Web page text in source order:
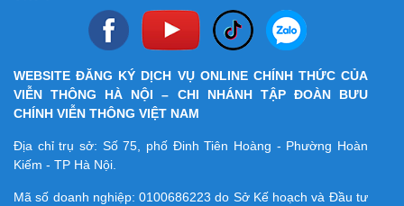
WEBSITE ĐĂNG KÝ DỊCH VỤ ONLINE CHÍNH THỨC CỦA
VIỄN THÔNG HÀ NỘI – CHI NHÁNH TẬP ĐOÀN BƯU
CHÍNH VIỄN THÔNG VIỆT NAM
Địa chỉ trụ sở: Số 75, phố Đinh Tiên Hoàng - Phường Hoàn
Kiếm - TP Hà Nội.
Mã số doanh nghiệp:0100686223 do Sở Kế hoạch và Đầu tư